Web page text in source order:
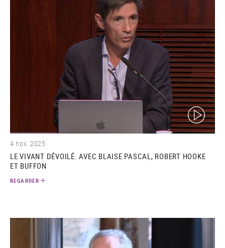
(video)
4 nov. 2025
LE VIVANT DÉVOILÉ. AVEC BLAISE PASCAL, ROBERT HOOKE
ET BUFFON
REGARDER